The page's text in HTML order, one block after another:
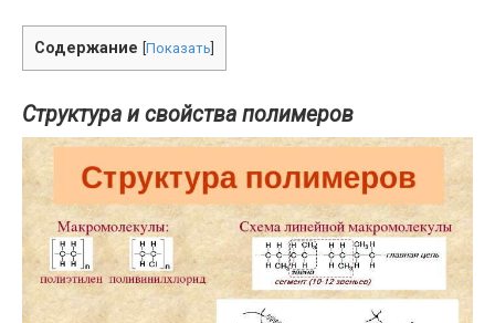
Содержание Показать
Структура и свойства полимеров